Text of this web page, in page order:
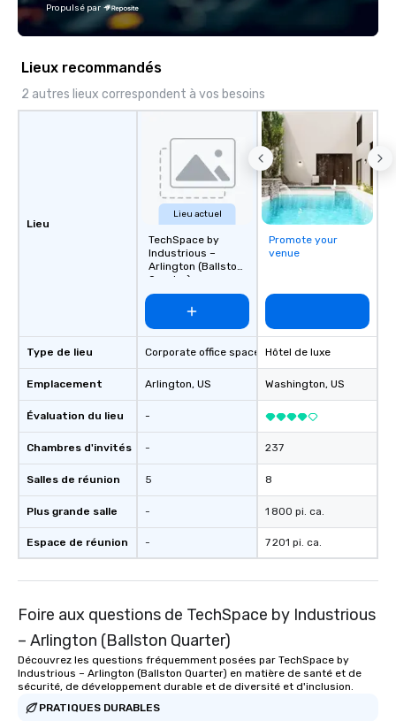
Propulsé par
Lieux recommandés
2 autres lieux correspondent à vos besoins
Lieu
Type de lieu
Emplacement
Évaluation du lieu
Chambres d'invités
Salles de réunion
Plus grande salle
Espace de réunion
Lieu actuel
TechSpace by
Industrious –
Arlington (Ballston
Quarter)
Corporate office space
Arlington, US
-
-
5
-
-
Promote your
venue
Hôtel de luxe
Washington, US
237
8
1 800 pi. ca.
7 201 pi. ca.
Foire aux questions de TechSpace by Industrious
– Arlington (Ballston Quarter)
Découvrez les questions fréquemment posées par TechSpace by
Industrious – Arlington (Ballston Quarter) en matière de santé et de
sécurité, de développement durable et de diversité et d'inclusion.
PRATIQUES DURABLES